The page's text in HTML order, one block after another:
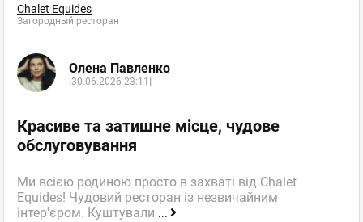
Chalet Equides
Загородный ресторан
Олена Павленко
[30.06.2026 23:11]
Красиве та затишне місце, чудове
обслуговування
Ми всією родиною просто в захваті від Chalet
Equides! Чудовий ресторан із незвичайним
інтер'єром. Куштували ...